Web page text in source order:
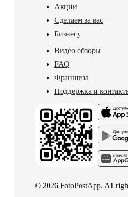
Акции
Сделаем за вас
Бизнесу
Видео обзоры
FAQ
Франшиза
Поддержка и
© 2026 FotoPostApp. All